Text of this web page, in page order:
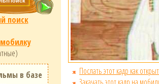
поиск
в базе
Послать этот кадр как